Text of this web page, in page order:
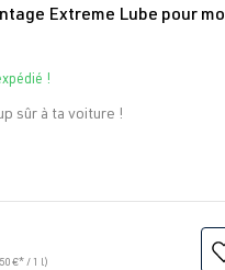
Extreme Lube pour
!
sûr à ta voiture !
€* / 1 l)